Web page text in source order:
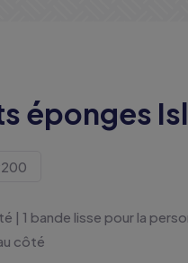
éponges
| 1 bande lisse pour la
côté